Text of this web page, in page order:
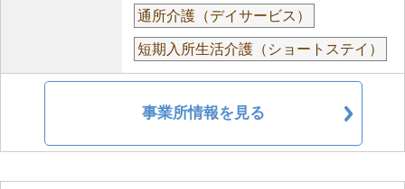
通所介護（デイサービス）
短期入所生活介護（ショートステイ）
事業所情報を見る